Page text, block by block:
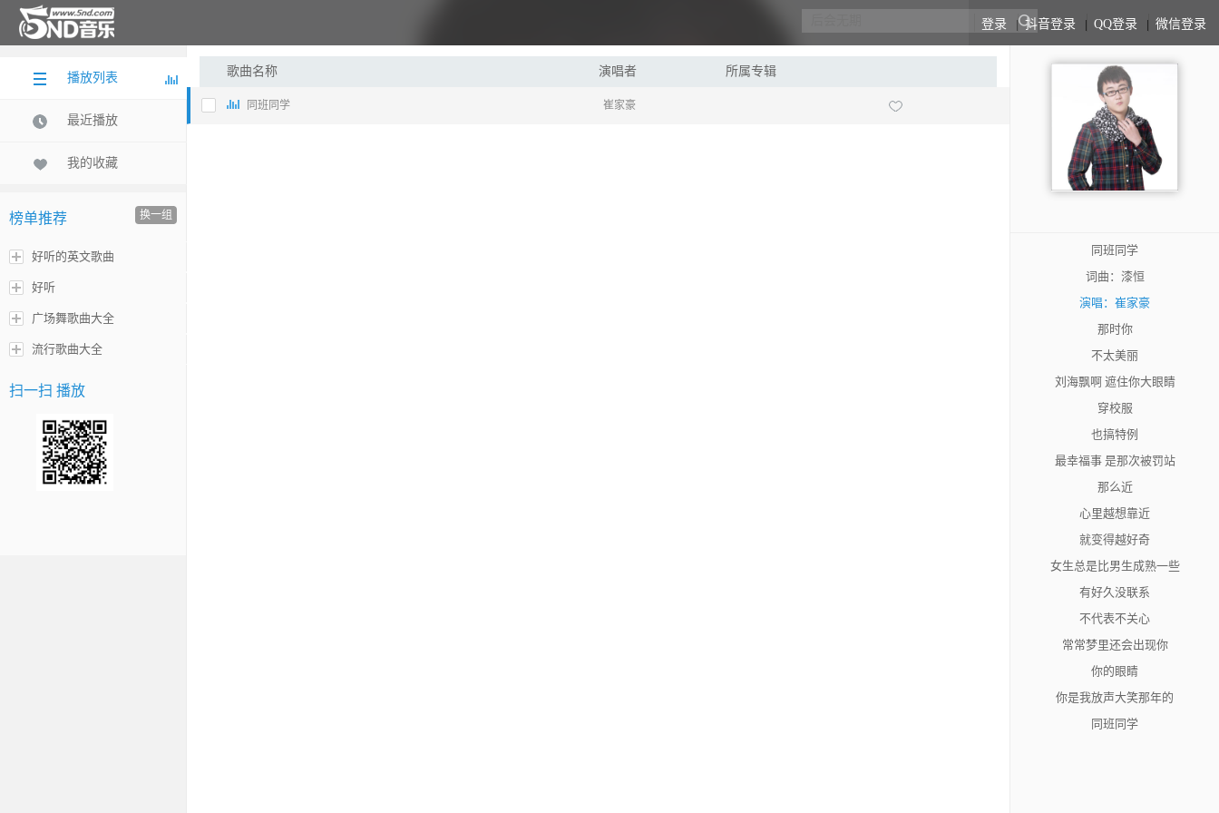
登录 | 抖音登录 | QQ登录 | 微信登录
播放列表
最近播放
我的收藏
榜单推荐 换一组
好听的英文歌曲
好听
广场舞歌曲大全
流行歌曲大全
扫一扫 播放
歌曲名称 演唱者 所属专辑
同班同学 崔家豪
同班同学
词曲：漆恒
演唱：崔家豪
那时你
不太美丽
刘海飘啊 遮住你大眼睛
穿校服
也搞特例
最幸福事 是那次被罚站
那么近
心里越想靠近
就变得越好奇
女生总是比男生成熟一些
有好久没联系
不代表不关心
常常梦里还会出现你
你的眼睛
你是我放声大笑那年的
同班同学